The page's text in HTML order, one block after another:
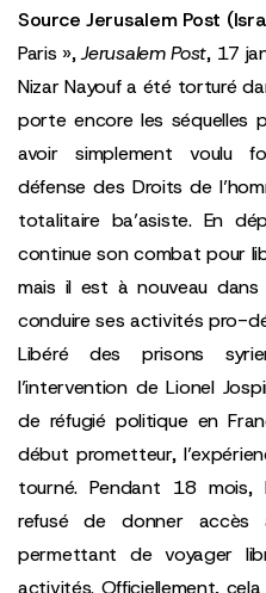
SourceJerusalem Post
Paris »,Jerusalem Post, 17
Nizar Nayouf a été torturé
porte encore les séquelles
avoir simplement voulu
défense des Droits de
totalitaire ba’asiste. En
continue son combat pour
mais il est à nouveau
conduire ses activités pro-
Libéré des prisons
l’intervention de Lionel
de réfugié politique en
début prometteur,
tourné. Pendant 18 mois,
refusé de donner accès
permettant de voyager
activités. Officiellement,